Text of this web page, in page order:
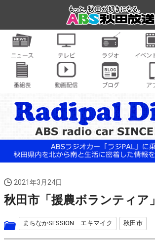
2021年3月24日
秋田市「援農ボランティア」
まちなかSESSION エキマイク 秋田市